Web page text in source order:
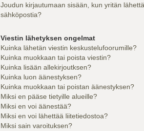
Joudun kirjautumaan sisään, kun yritän
sähköpostia?
Viestin lähetyksen ongelmat
Kuinka lähetän viestin keskustelufoorumille?
Kuinka muokkaan tai poista viestin?
Kuinka lisään allekirjoutksen?
Kuinka luon äänestyksen?
Kuinka muokkaan tai poistan äänestyksen?
Miksi en pääse tietyille alueille?
Miksi en voi äänestää?
Miksi en voi lähettää liitetiedostoa?
Miksi sain varoituksen?